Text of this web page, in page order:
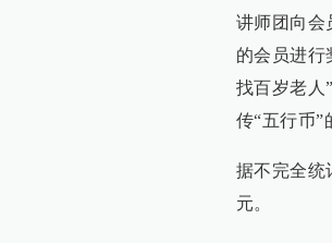
讲师团向会
的会员进行
找百岁老人
传“五行币”
据不完全统
元。